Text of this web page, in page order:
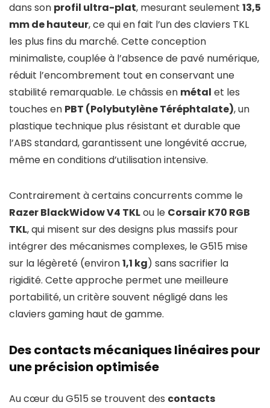
dans son profil ultra-plat, mesurant seulement 13,5
mm de hauteur, ce qui en fait l’un des claviers TKL
les plus fins du marché. Cette conception
minimaliste, couplée à l’absence de pavé numérique,
réduit l’encombrement tout en conservant une
stabilité remarquable. Le châssis en métal et les
touches en PBT (Polybutylène Téréphtalate), un
plastique technique plus résistant et durable que
l’ABS standard, garantissent une longévité accrue,
même en conditions d’utilisation intensive.
Contrairement à certains concurrents comme le
Razer BlackWidow V4 TKLou le Corsair K70 RGB
TKL, qui misent sur des designs plus massifs pour
intégrer des mécanismes complexes, le G515 mise
sur la légèreté (environ1,1 kg) sans sacrifier la
rigidité. Cette approche permet une meilleure
portabilité, un critère souvent négligé dans les
claviers gaming haut de gamme.
Des contacts mécaniques linéaires pour
une précision optimisée
Au cœur du G515 se trouvent des contacts